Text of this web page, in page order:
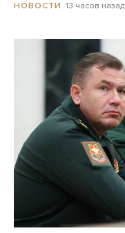
НОВОСТИ 13 часов назад